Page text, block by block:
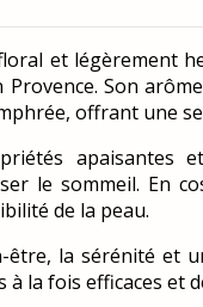
et légèrement
Son
offrant une
apaisantes
le sommeil. En
de la peau.
la sérénité et
la fois efficaces et